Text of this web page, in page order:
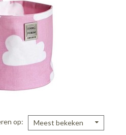
op Meest bekeken